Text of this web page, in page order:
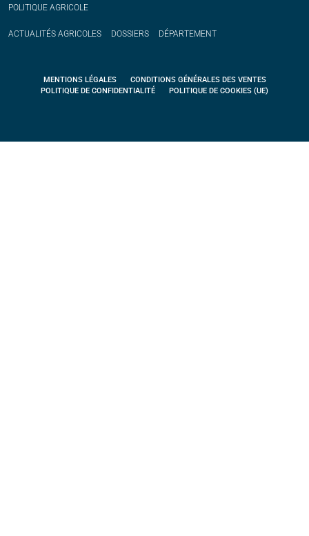
POLITIQUE AGRICOLE
ACTUALITÉS AGRICOLES DOSSIERS DÉPARTEMENT
MENTIONS LÉGALES
CONDITIONS GÉNÉRALES DES VENTES
POLITIQUE DE CONFIDENTIALITÉ
POLITIQUE DE COOKIES (UE)